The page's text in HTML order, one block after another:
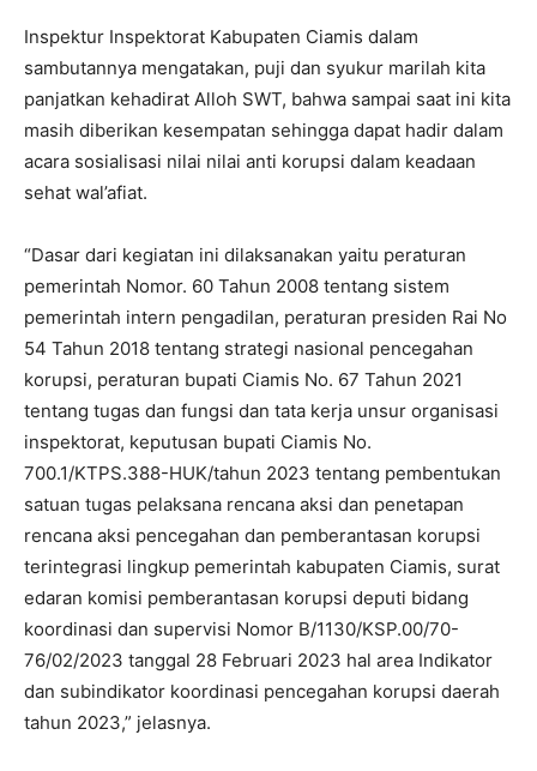
Inspektur Inspektorat Kabupaten Ciamis dalam
sambutannya mengatakan, puji dan syukur marilah kita
panjatkan kehadirat Alloh SWT, bahwa sampai saat ini kita
masih diberikan kesempatan sehingga dapat hadir dalam
acara sosialisasi nilai nilai anti korupsi dalam keadaan
sehat wal’afiat.
“Dasar dari kegiatan ini dilaksanakan yaitu peraturan
pemerintah Nomor. 60 Tahun 2008 tentang sistem
pemerintah intern pengadilan, peraturan presiden Rai No
54 Tahun 2018 tentang strategi nasional pencegahan
korupsi, peraturan bupati Ciamis No. 67 Tahun 2021
tentang tugas dan fungsi dan tata kerja unsur organisasi
inspektorat, keputusan bupati Ciamis No.
700.1/KTPS.388-HUK/tahun 2023 tentang pembentukan
satuan tugas pelaksana rencana aksi dan penetapan
rencana aksi pencegahan dan pemberantasan korupsi
terintegrasi lingkup pemerintah kabupaten Ciamis, surat
edaran komisi pemberantasan korupsi deputi bidang
koordinasi dan supervisi Nomor B/1130/KSP.00/70-
76/02/2023 tanggal 28 Februari 2023 hal area Indikator
dan subindikator koordinasi pencegahan korupsi daerah
tahun 2023,” jelasnya.